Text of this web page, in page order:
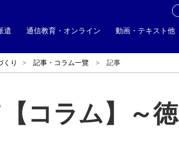
遣 通信教育・オンライン 動画・テキスト他
くり 記事・コラム一覽 記事
コラム】～徳